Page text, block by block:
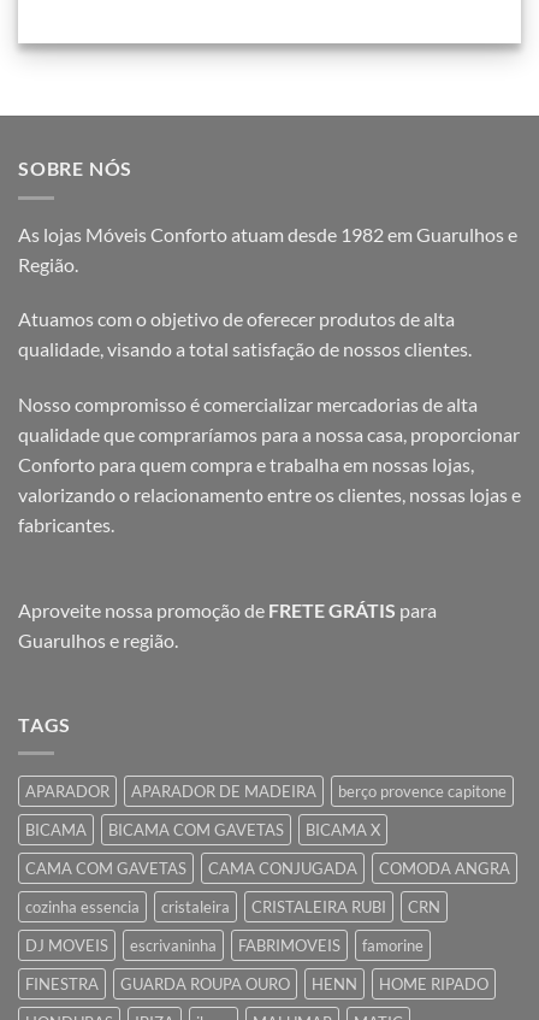
SOBRE NÓS
As lojas Móveis Conforto atuam desde 1982 em Guarulhos e
Região.
Atuamos com o objetivo de oferecer produtos de alta
qualidade, visando a total satisfação de nossos clientes.
Nosso compromisso é comercializar mercadorias de alta
qualidade que compraríamos para a nossa casa, proporcionar
Conforto para quem compra e trabalha em nossas lojas,
valorizando o relacionamento entre os clientes, nossas lojas e
fabricantes.
Aproveite nossa promoção de FRETE GRÁTIS para
Guarulhos e região.
TAGS
APARADOR APARADOR DE MADEIRA
berço provence capitone
BICAMA
BICAMA COM GAVETAS
BICAMA X
CAMA COM GAVETAS
CAMA CONJUGADA
COMODA ANGRA
cozinha essencia
cristaleira CRISTALEIRA RUBI
CRN
DJ MOVEIS
escrivaninha FABRIMOVEIS
famorine
FINESTRA
GUARDA ROUPA OURO HENN
HOME RIPADO